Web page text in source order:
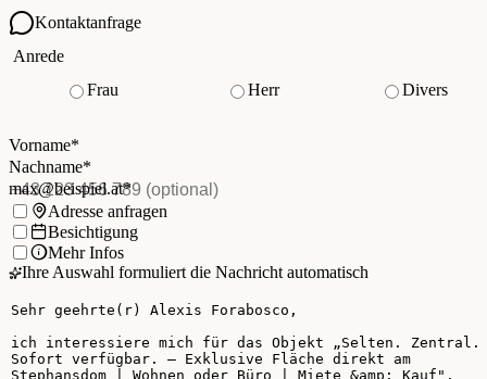
Kontaktanfrage
Ihre Kontaktdaten
Anrede
Frau
Herr
Divers
Vorname*
Nachname
Nachname*
E-Mail*(Pflichtfeld)
max@beispiel.at*
Telefon(optional)
Ich möchte:Adresse anfragen
Besichtigung
Mehr Infos
Ihre Auswahl formuliert die Nachricht automatisch
Ihre Nachricht